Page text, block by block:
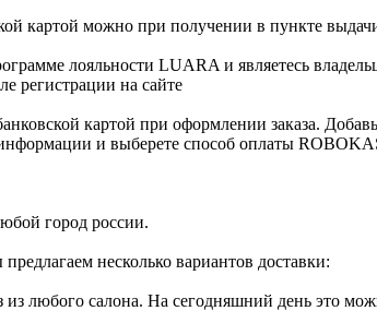
картой можно при получении в пункте
лояльности LUARA и являетесь
регистрации на сайте
картой при оформлении заказа.
и выберете способ оплаты
город россии.
несколько вариантов доставки:
из любого салона. На сегодняшний день это